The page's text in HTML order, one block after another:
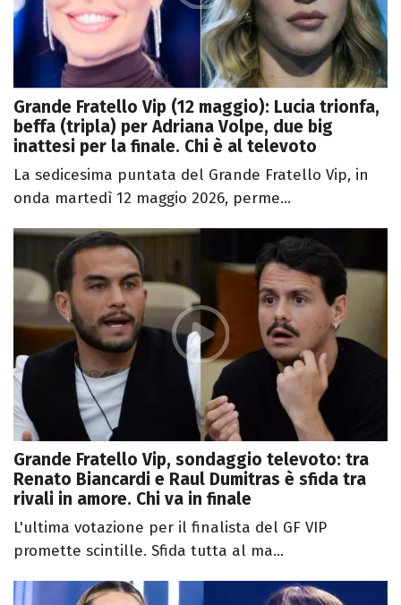
Grande Fratello Vip (12 maggio): Lucia trionfa,
beffa (tripla) per Adriana Volpe, due big
inattesi per la finale. Chi è al televoto
La sedicesima puntata del Grande Fratello Vip, in
onda martedì 12 maggio 2026, perme...
Grande Fratello Vip, sondaggio televoto: tra
Renato Biancardi e Raul Dumitras è sfida tra
rivali in amore. Chi va in finale
L'ultima votazione per il finalista del GF VIP
promette scintille. Sfida tutta al ma...